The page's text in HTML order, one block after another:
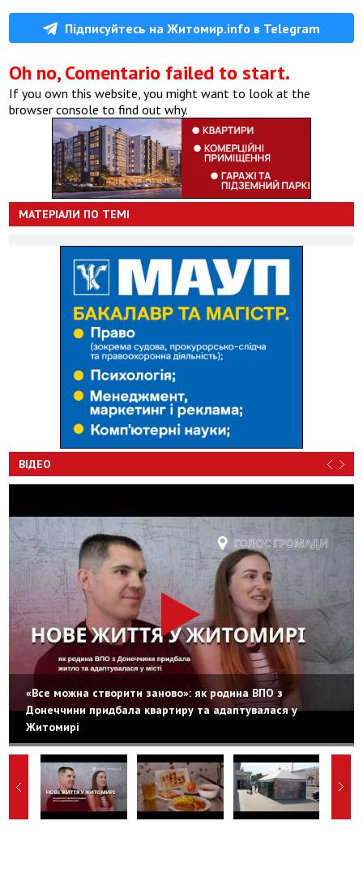
Підписуйтесь на Житомир.info в Telegram
Oh no, Comentario failed to start.
If you own this website, you might want to look at the
browser console to find out why.
МАТЕРІАЛИ ПО ТЕМІ
ВІДЕО
«Все можна створити заново»: як родина ВПО з
Донеччини придбала квартиру та адаптувалася у
Житомирі